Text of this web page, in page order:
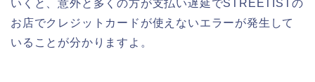
いくと、意外と多くの方が支払い遅延でSTREETISTの
お店でクレジットカードが使えないエラーが発生して
いることが分かりますよ。